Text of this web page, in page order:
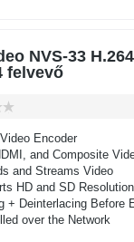
NVS-33
felvevő
Encoder
and Composite
and Streams Video
HD and SD
+ Deinterlacing Before
over the Network